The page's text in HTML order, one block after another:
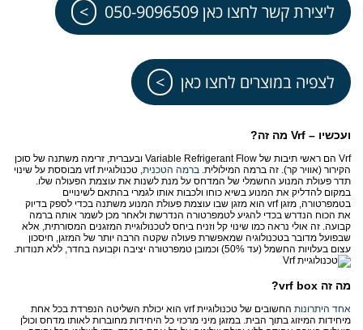
ליצירת קשר לחצו כאן 050-9096509
לצפיה במוצרים לחצו כאן
ועכשיו – Vrf מה זה?
Vrf הם ראשי תיבות של Variable Refrigerant Flow ובעברית, זרימה משתנה של סוכן
הקירור (אוויר קר). זה ברמה המילולית. ברמה הטכנית, טכנולוגייתvrf מבוססת על שינוי
תדר פעולת המנוע החשמלי של המדחס על מנת לשנות את עוצמת הפעולה שלו.
במקום להדליק את המנוע בשיא כוחו ולכבות אותו לגמרי בהתאם לשינויים
בטמפרטורה, מזגןvrf הוא מזגן שבו עוצמת פעולת המנוע משתנה בכדי לספק בדיוק
את הכוח הנדרש בכדי להגיע לטמפרטורה הנדרשת ולאחר מכן לשמר אותה ברמה
קבועה. זה אולי נראה כמו שינוי קל וזניח ביחס לטכנולוגיית המזגנים המסורתית, אלא
שבפועל מדובר בטכנולוגיה שמאפשרת פעולה שקטה הרבה יותר של המזגן, חיסכון
עצום בעלויות החשמל (עד 50%) וכמובן טמפרטורה יציבה וקבועה בחדר, ללא תנודות.
מה זה vrf box
?
אחד היתרונות החשובים של טכנולוגייתvrf הוא יכולת השליטה הנפרדת בכל אחת
מיחידות המיזוג בתוך הבית. במזגן מיני מרכזי כל היחידות מחוברות לאותו מדחס וכולן